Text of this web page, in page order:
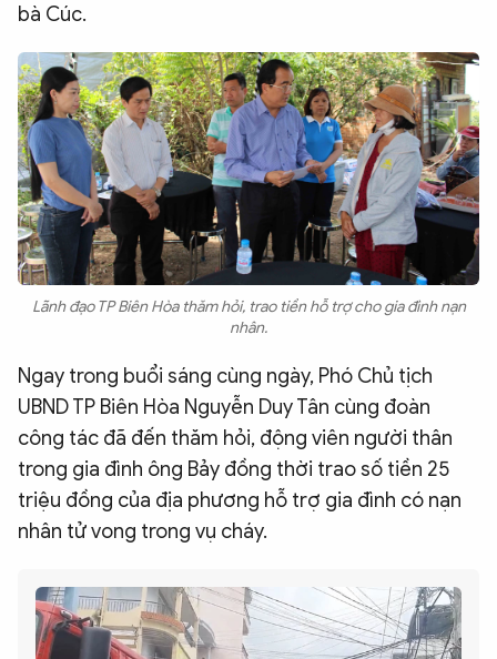
bà Cúc.
Lãnh đạo TP Biên Hòa thăm hỏi, trao tiền hỗ trợ cho gia đình nạn
nhân.
Ngay trong buổi sáng cùng ngày, Phó Chủ tịch
UBND TP Biên Hòa Nguyễn Duy Tân cùng đoàn
công tác đã đến thăm hỏi, động viên người thân
trong gia đình ông Bảy đồng thời trao số tiền 25
triệu đồng của địa phương hỗ trợ gia đình có nạn
nhân tử vong trong vụ cháy.